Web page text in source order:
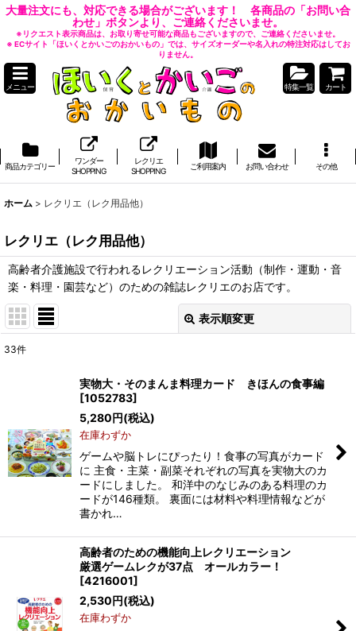
大量注文にも、対応できる場合がございます！ 各商品の「お問い合
わせ」ボタンより、ご連絡くださいませ。
※リクエスト表示商品は、お取り寄せ可能な商品もございますので、ご連絡くださいませ。
※ ECサイト「ほいくとかいごのおかいもの」では、サイズオーダーや名入れの特注対応はしてお
りません。
メニュー 特集一覧 カート
商品カテゴリー
ワンダー
SHOPPING
レクリエ
SHOPPING
ご利用案内 お問い合わせ その他
ホーム > レクリエ（レク用品他）
レクリエ（レク用品他）
高齢者介護施設で行われるレクリエーション活動（制作・運動・音
楽・料理・園芸など）のための雑誌レクリエのお店です。
表示順変更
絞り込む
33件
実物大・そのまんま料理カード きほんの食事編
[1052783]
5,280円(税込)
在庫わずか
ゲームや脳トレにぴったり！食事の写真がカード
に 主食・主菜・副菜それぞれの写真を実物大のカ
ードにしました。 和洋中のなじみのある料理のカ
ードが146種類。 裏面には材料や料理情報などが
書かれ…
高齢者のための機能向上レクリエーション
厳選ゲームレクが37点 オールカラー！
[4216001]
2,530円(税込)
在庫わずか